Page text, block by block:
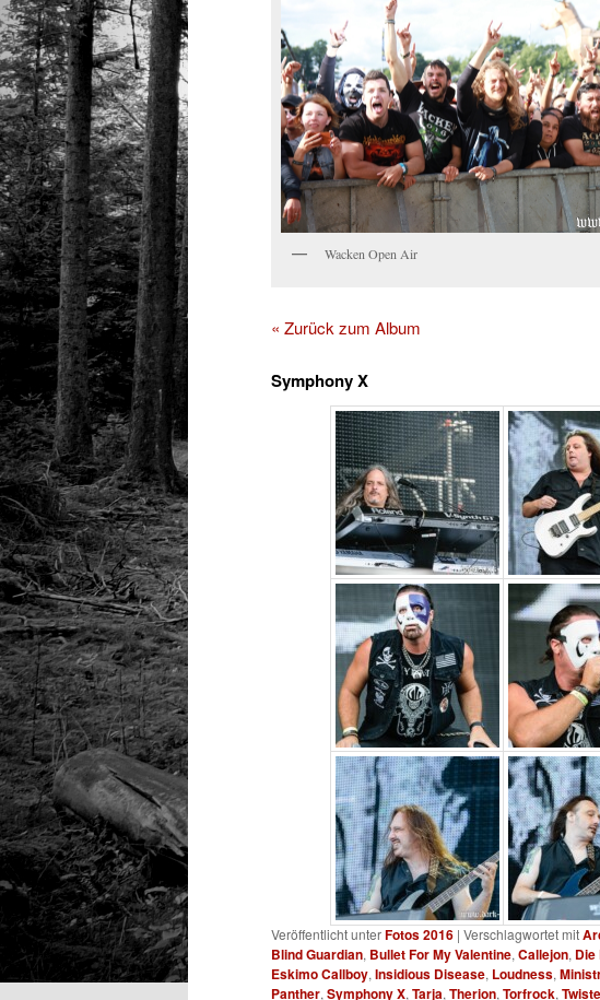
Wacken Open Air
« Zurück zum Album
Symphony X
Veröffentlicht unterFotos 2016 | Verschlagwortet mit
Blind Guardian, Bullet For My Valentine, Callejon,
Eskimo Callboy, Insidious Disease, Loudness,
Panther, Symphony X, Tarja, Therion, Torfrock,